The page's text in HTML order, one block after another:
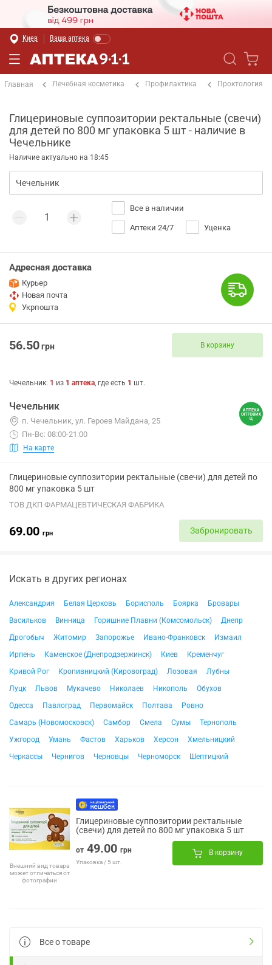
Киев Ваша аптека
Главная Лечебная косметика Профилактика Проктология
Глицериновые суппозитории ректальные (свечи)
для детей по 800 мг упаковка 5 шт - наличие в
Чечельнике
Наличие актуально на 18:45
Все в наличии
Аптеки 24/7 Уценка
Адресная доставка
Курьер
Новая почта
Укрпошта
56.50грн В корзину
Чечельник: 1 из 1 аптека, где есть 1 шт.
Чечельник
п. Чечельник, ул. Героев Майдана, 25
Пн-Вс: 08:00-21:00
На карте
Глицериновые суппозитории ректальные (свечи) для детей по
800 мг упаковка 5 шт
ТОВ ДКП ФАРМАЦЕВТИЧЕСКАЯ ФАБРИКА
69.00 грн Забронировать
Искать в других регионах
Александрия Белая Церковь Борисполь Боярка
Бровары
Васильков
Винница Горишние Плавни (Комсомольск)
Днепр
Дрогобыч
Житомир Запорожье Ивано-Франковск
Измаил
Ирпень
Каменское (Днепродзержинск) Киев
Кременчуг
Кривой Рог
Кропивницкий (Кировоград) Лозовая
Лубны
Луцк
Львов Мукачево Николаев Никополь
Обухов
Одесса
Павлоград Первомайск Полтава
Ровно
Самарь (Новомосковск)
Самбор Смела Сумы
Тернополь
Ужгород
Умань Фастов Харьков Херсон
Хмельницкий
Черкассы
Чернигов Черновцы Черноморск Шептицкий
Внешний вид товара
может отличаться от
фотографии
Глицериновые суппозитории ректальные
(свечи) для детей по 800 мг упаковка 5 шт
от 49.00 грн
Упаковка / 5 шт.
В корзину
Все о товаре